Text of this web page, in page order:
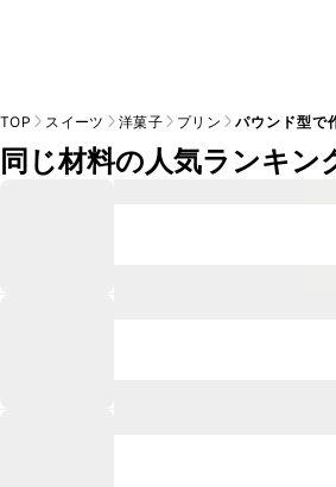
TOP スイーツ 洋菓子 プリン パウンド型で
同じ材料の人気ランキン